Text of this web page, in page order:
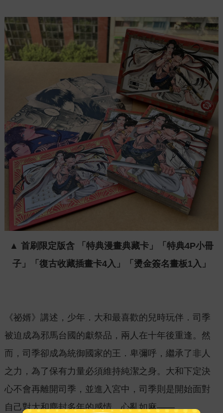
▲ 首刷限定版含 「特典漫畫典藏卡」「特典4P小冊
子」「復古收藏插畫卡4入」「燙金簽名畫板1入」
《祕婿》講述，少年．大和最喜歡的兒時玩伴．司季
被迫成為邪馬台國的獻祭品，兩人在十年後重逢。然
而，司季卻成為統御國家的王．卑彌呼，繼承了非人
之力，為了保有力量必須維持純潔之身。大和下定決
心不會再離開司季，並進入宮中，司季則是開始面對
自己對大和塵封多年的感情，心亂如麻——